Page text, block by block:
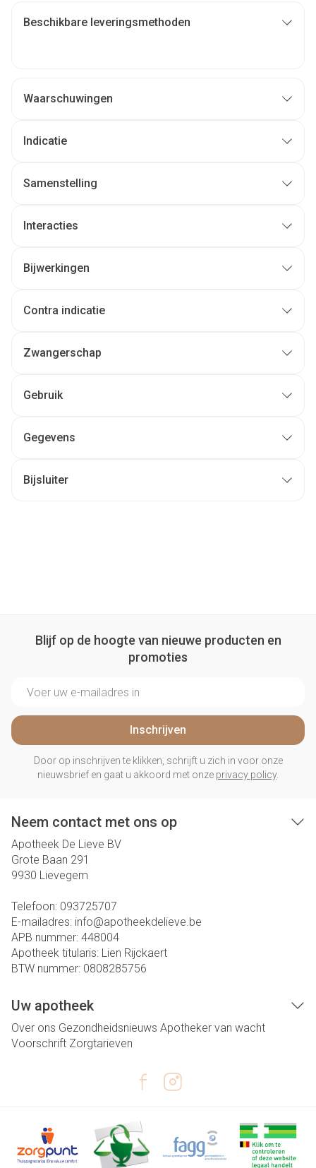
Beschikbare leveringsmethoden
Waarschuwingen
Indicatie
Samenstelling
Interacties
Bijwerkingen
Contra indicatie
Zwangerschap
Gebruik
Gegevens
Bijsluiter
Blijf op de hoogte van nieuwe producten en
promoties
Inschrijven
Door op inschrijven te klikken, schrijft u zich in voor onze
nieuwsbrief en gaat u akkoord met onze privacy policy.
Neem contact met ons op
Apotheek De Lieve BV
Grote Baan 291
9930 Lievegem
Telefoon: 093725707
E-mailadres: info@apotheekdelieve.be
APB nummer: 448004
Apotheek titularis: Lien Rijckaert
BTW nummer: 0808285756
Uw apotheek
Over ons Gezondheidsnieuws Apotheker van wacht
Voorschrift Zorgtarieven